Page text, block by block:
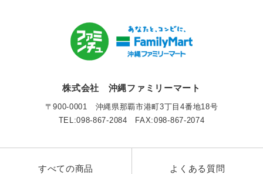
株式会社 沖縄ファミリーマート
〒900-0001 沖縄県那覇市港町3丁目4番地18号
TEL:098-867-2084 FAX:098-867-2074
すべての商品 よくある質問